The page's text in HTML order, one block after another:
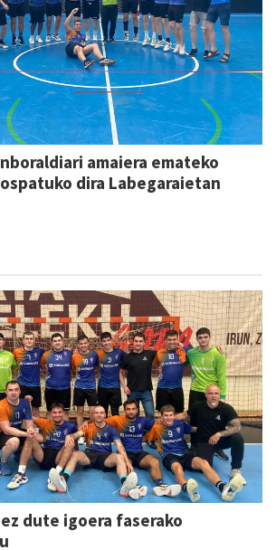
amaiera emateko
dira Labegaraietan
dute igoera faserako